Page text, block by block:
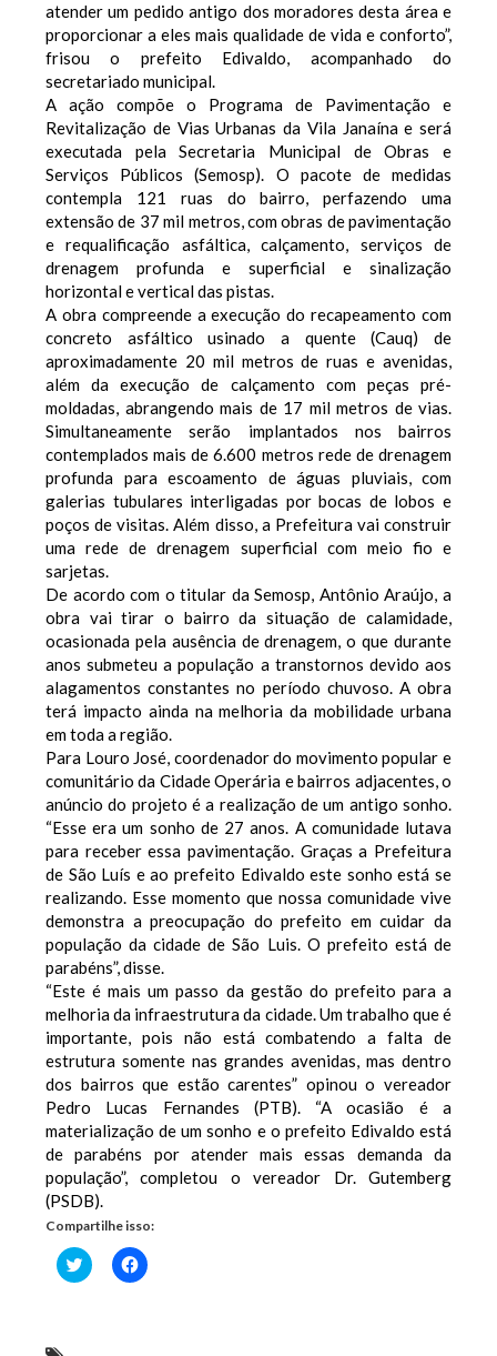
atender um pedido antigo dos moradores desta área e
proporcionar a eles mais qualidade de vida e conforto”,
frisou o prefeito Edivaldo, acompanhado do
secretariado municipal.
A ação compõe o Programa de Pavimentação e
Revitalização de Vias Urbanas da Vila Janaína e será
executada pela Secretaria Municipal de Obras e
Serviços Públicos (Semosp). O pacote de medidas
contempla 121 ruas do bairro, perfazendo uma
extensão de 37 mil metros, com obras de pavimentação
e requalificação asfáltica, calçamento, serviços de
drenagem profunda e superficial e sinalização
horizontal e vertical das pistas.
A obra compreende a execução do recapeamento com
concreto asfáltico usinado a quente (Cauq) de
aproximadamente 20 mil metros de ruas e avenidas,
além da execução de calçamento com peças pré-
moldadas, abrangendo mais de 17 mil metros de vias.
Simultaneamente serão implantados nos bairros
contemplados mais de 6.600 metros rede de drenagem
profunda para escoamento de águas pluviais, com
galerias tubulares interligadas por bocas de lobos e
poços de visitas. Além disso, a Prefeitura vai construir
uma rede de drenagem superficial com meio fio e
sarjetas.
De acordo com o titular da Semosp, Antônio Araújo, a
obra vai tirar o bairro da situação de calamidade,
ocasionada pela ausência de drenagem, o que durante
anos submeteu a população a transtornos devido aos
alagamentos constantes no período chuvoso. A obra
terá impacto ainda na melhoria da mobilidade urbana
em toda a região.
Para Louro José, coordenador do movimento popular e
comunitário da Cidade Operária e bairros adjacentes, o
anúncio do projeto é a realização de um antigo sonho.
“Esse era um sonho de 27 anos. A comunidade lutava
para receber essa pavimentação. Graças a Prefeitura
de São Luís e ao prefeito Edivaldo este sonho está se
realizando. Esse momento que nossa comunidade vive
demonstra a preocupação do prefeito em cuidar da
população da cidade de São Luis. O prefeito está de
parabéns”, disse.
“Este é mais um passo da gestão do prefeito para a
melhoria da infraestrutura da cidade. Um trabalho que é
importante, pois não está combatendo a falta de
estrutura somente nas grandes avenidas, mas dentro
dos bairros que estão carentes” opinou o vereador
Pedro Lucas Fernandes (PTB). “A ocasião é a
materialização de um sonho e o prefeito Edivaldo está
de parabéns por atender mais essas demanda da
população”, completou o vereador Dr. Gutemberg
(PSDB).
Compartilhe isso:
Clique
para
Clique
para